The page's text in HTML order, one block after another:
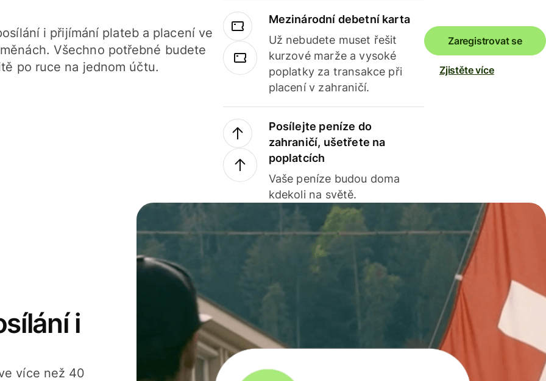
i přijímání plateb a placení ve
Všechno potřebné budete
po ruce na jednom účtu.
Mezinárodní debetní karta
Už nebudete muset řešit
kurzové marže a vysoké
poplatky za transakce při
placení v zahraničí.
Posílejte peníze do
zahraničí, ušetřete na
poplatcích
Vaše peníze budou doma
kdekoli na světě.
Zaregistrovat se
Zjistěte více
i
více než 40